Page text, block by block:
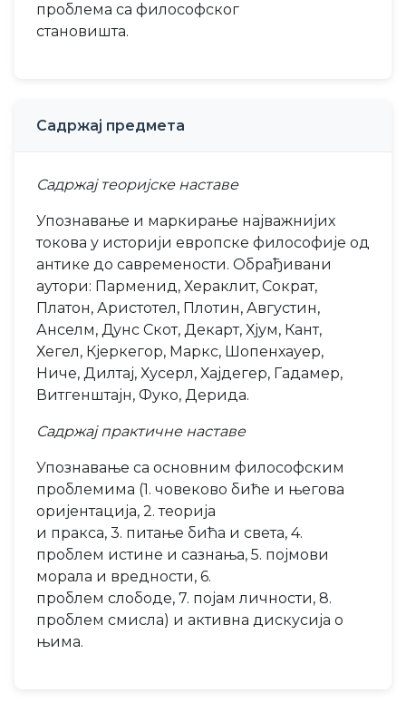
проблема са философског
становишта.
Садржај предмета
Садржај теоријске наставе
Упознавање и маркирање најважнијих
токова у историји европске философије од
антике до савремености. Обрађивани
аутори: Парменид, Хераклит, Сократ,
Платон, Аристотел, Плотин, Августин,
Анселм, Дунс Скот, Декарт, Хјум, Кант,
Хегел, Кјеркегор, Маркс, Шопенхауер,
Ниче, Дилтај, Хусерл, Хајдегер, Гадамер,
Витгенштајн, Фуко, Дерида.
Садржај практичне наставе
Упознавање са основним философским
проблемима (1. човеково биће и његова
оријентација, 2. теорија
и пракса, 3. питање бића и света, 4.
проблем истине и сазнања, 5. појмови
морала и вредности, 6.
проблем слободе, 7. појам личности, 8.
проблем смисла) и активна дискусија о
њима.